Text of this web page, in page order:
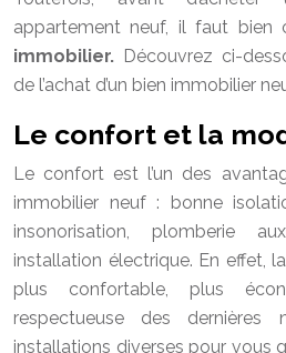
appartement neuf, il faut bien
immobilier. Découvrez ci-
de l’achat d’un bien immobilier
Le confort et la
Le confort est l’un des
immobilier neuf : bonne
insonorisation, plomberie
installation électrique. En effet,
plus confortable, plus
respectueuse des dernières
installations diverses pour vous